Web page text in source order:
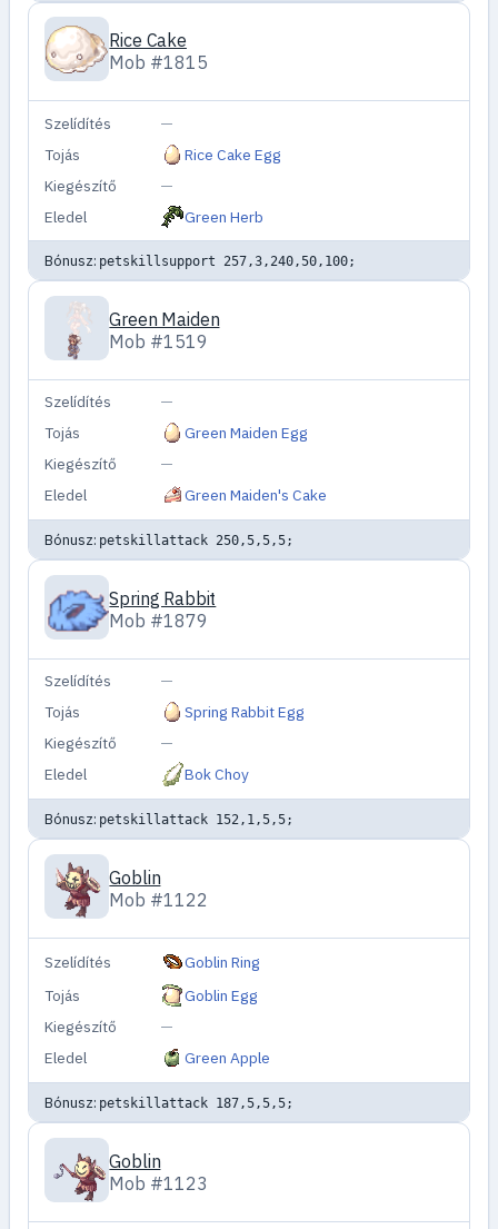
Rice Cake
Mob #1815
Szelídítés
—
Tojás
Rice Cake Egg
Kiegészítő
—
Eledel
Green Herb
Bónusz: petskillsupport 257,3,240,50,100;
Green Maiden
Mob #1519
Szelídítés
—
Tojás
Green Maiden Egg
Kiegészítő
—
Eledel
Green Maiden's Cake
Bónusz: petskillattack 250,5,5,5;
Spring Rabbit
Mob #1879
Szelídítés
—
Tojás
Spring Rabbit Egg
Kiegészítő
—
Eledel
Bok Choy
Bónusz: petskillattack 152,1,5,5;
Goblin
Mob #1122
Szelídítés
Goblin Ring
Tojás
Goblin Egg
Kiegészítő
—
Eledel
Green Apple
Bónusz: petskillattack 187,5,5,5;
Goblin
Mob #1123